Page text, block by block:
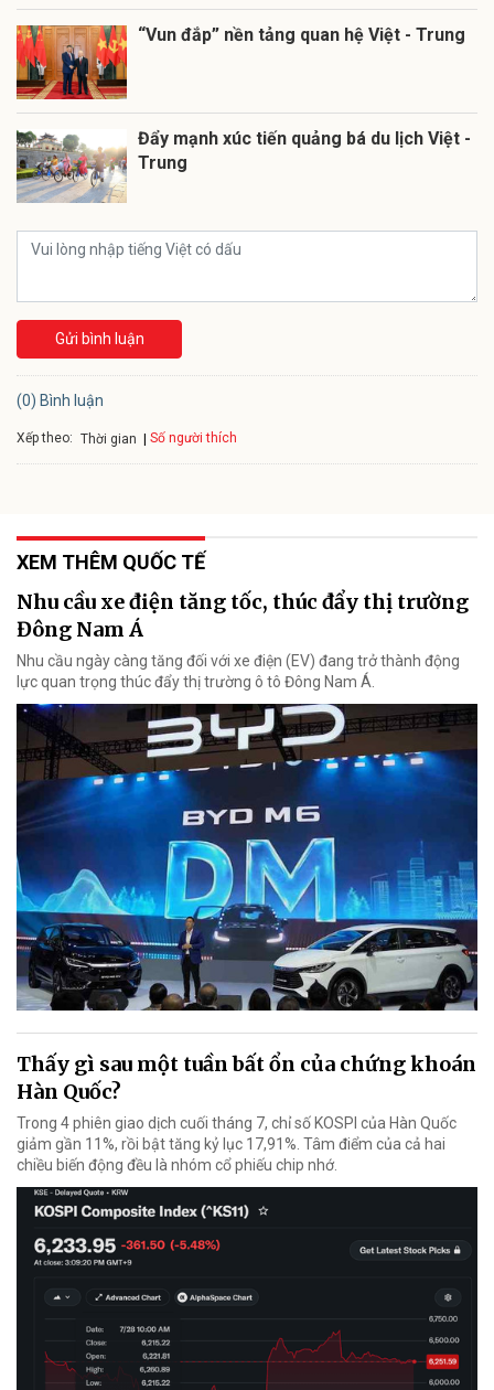
“Vun đắp” nền tảng quan hệ Việt - Trung
Đẩy mạnh xúc tiến quảng bá du lịch Việt -
Trung
Gửi bình luận
(0) Bình luận
Xếp theo: Thời gian Số người thích
XEM THÊM QUỐC TẾ
Nhu cầu xe điện tăng tốc, thúc đẩy thị trường
Đông Nam Á
Nhu cầu ngày càng tăng đối với xe điện (EV) đang trở thành động
lực quan trọng thúc đẩy thị trường ô tô Đông Nam Á.
Thấy gì sau một tuần bất ổn của chứng khoán
Hàn Quốc?
Trong 4 phiên giao dịch cuối tháng 7, chỉ số KOSPI của Hàn Quốc
giảm gần 11%, rồi bật tăng kỷ lục 17,91%. Tâm điểm của cả hai
chiều biến động đều là nhóm cổ phiếu chip nhớ.